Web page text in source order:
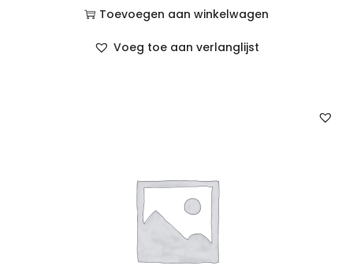
Toevoegen aan winkelwagen
Voeg toe aan verlanglijst